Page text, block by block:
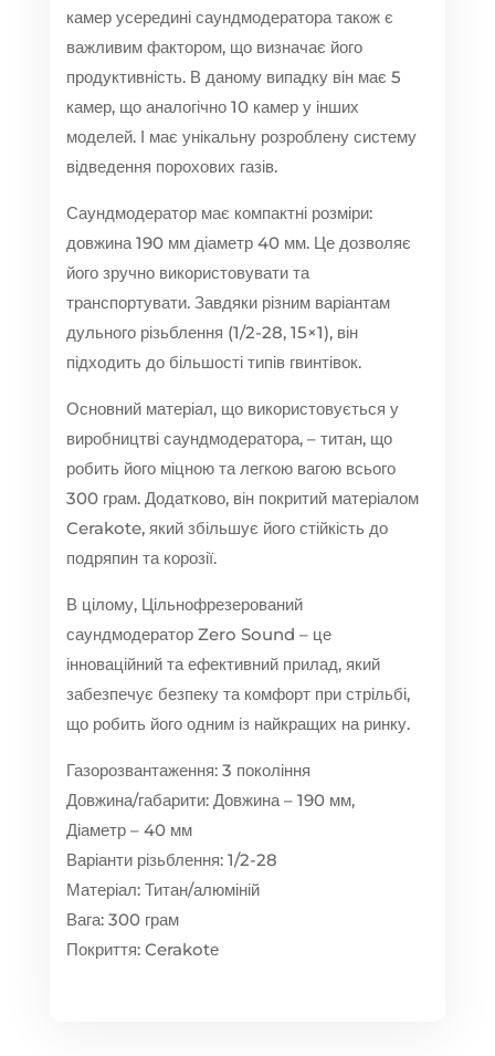
камер усередині саундмодератора також є
важливим фактором, що визначає його
продуктивність. В даному випадку він має 5
камер, що аналогічно 10 камер у інших
моделей. І має унікальну розроблену систему
відведення порохових газів.
Саундмодератор має компактні розміри:
довжина 190 мм діаметр 40 мм. Це дозволяє
його зручно використовувати та
транспортувати. Завдяки різним варіантам
дульного різьблення (1/2-28, 15×1), він
підходить до більшості типів гвинтівок.
Основний матеріал, що використовується у
виробництві саундмодератора, – титан, що
робить його міцною та легкою вагою всього
300 грам. Додатково, він покритий матеріалом
Cerakote, який збільшує його стійкість до
подряпин та корозії.
В цілому, Цільнофрезерований
саундмодератор Zero Sound – це
інноваційний та ефективний прилад, який
забезпечує безпеку та комфорт при стрільбі,
що робить його одним із найкращих на ринку.
Газорозвантаження: 3 покоління
Довжина/габарити: Довжина – 190 мм,
Діаметр – 40 мм
Варіанти різьблення: 1/2-28
Матеріал: Титан/алюміній
Вага: 300 грам
Покриття: Cerakotе